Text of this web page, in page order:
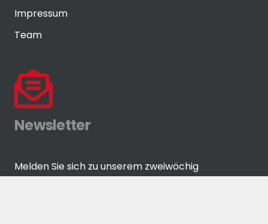
Impressum
Team
Newsletter
Melden Sie sich zu unserem zweiwöchig
erscheinenden Newsletter an!